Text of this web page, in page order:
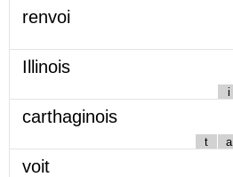
renvoi
Illinois
i
carthaginois
t a
voit